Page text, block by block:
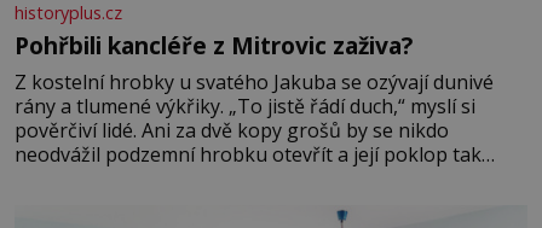
historyplus.cz
Pohřbili kancléře z Mitrovic zaživa?
Z kostelní hrobky u svatého Jakuba se ozývají dunivé
rány a tlumené výkřiky. „To jistě řádí duch,“ myslí si
pověrčiví lidé. Ani za dvě kopy grošů by se nikdo
neodvážil podzemní hrobku otevřít a její poklop tak